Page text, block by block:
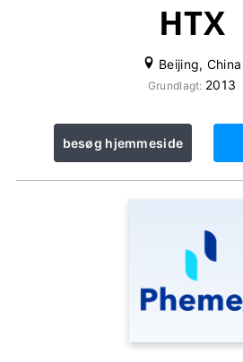
HTX
Beijing, China
Grundlagt: 2013
besøg hjemmeside